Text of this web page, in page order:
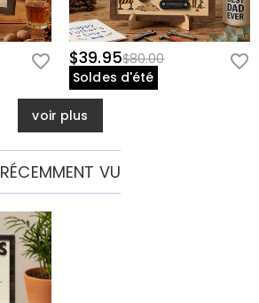
$39.95$80.00
Soldes d'été
voir plus
RÉCEMMENT VU